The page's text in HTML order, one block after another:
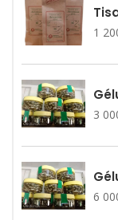
1
3
6